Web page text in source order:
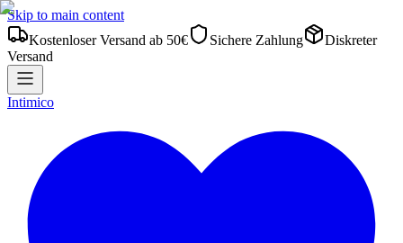
Skip to main content
Kostenloser Versand ab 50€
Sichere Zahlung
Diskreter
Versand
Intimico